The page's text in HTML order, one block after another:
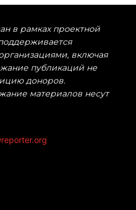
в рамках проектной
включая
публикаций не
доноров.
материалов несут